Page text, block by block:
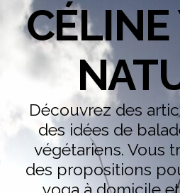
CÉLINE
Découvrez des
des idées de
végétariens. Vous
des propositions
yoga à domicile